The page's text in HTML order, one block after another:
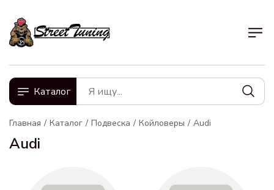
Каталог
Главная Каталог Подвеска Койловеры Audi
Audi